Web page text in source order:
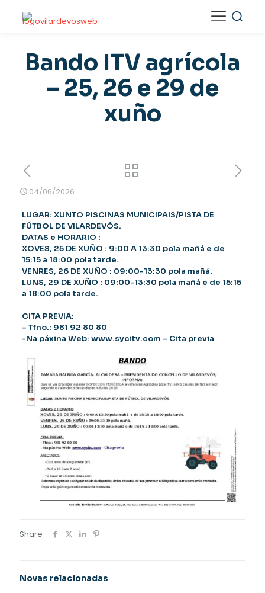
Bando ITV agrícola
– 25, 26 e 29 de
xuño
04/06/2026
LUGAR: XUNTO PISCINAS MUNICIPAIS/PISTA DE
FÚTBOL DE VILARDEVÓS.
DATAS e HORARIO :
XOVES, 25 DE XUÑO : 9:00 A 13:30 pola mañá e de
15:15 a 18:00 pola tarde.
VENRES, 26 DE XUÑO : 09:00-13:30 pola mañá.
LUNS, 29 DE XUÑO : 09:00-13:30 pola mañá e de 15:15
a 18:00 pola tarde.
CITA PREVIA:
– Tfno.: 981 92 80 80
-Na páxina Web: www.sycitv.com – Cita previa
Share
Novas relacionadas